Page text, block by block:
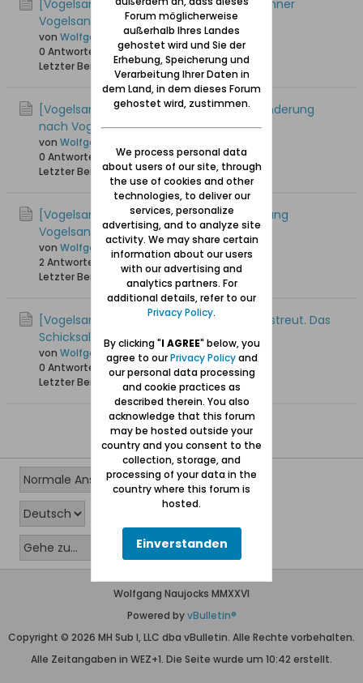
[Vogelsang / Skowronki] Woher die Bewohner
Vogelsangs stammten
von Wolfgang
0 Antworten
29.471 Hits0 Likes
Letzter Beitrag
27.11.2017, 02:42
[Vogelsang / Skowronki] Kurt Hübert: Wanderung
nach Vogelsang
von Wolfgang
0 Antworten
14.053 Hits0 Likes
Letzter Beitrag02.01.2013, 17:45
[Vogelsang / Skowronki] Von der Versippung
Vogelsangs
von Wolfgang
2 Antworten
18.572 Hits0 Likes
Letzter Beitrag
30.11.2008, 01:00
[Vogelsang / Skowronki] In alle Winde zerstreut. Das
Schicksal der Vogelsänger
von Wolfgang
0 Antworten
18.282 Hits0 Likes
Letzter Beitrag
08.04.2008, 23:53
Wolfgang Naujocks MMXXVI
Powered byvBulletin®
Copyright © 2026 MH Sub I, LLC dba vBulletin. Alle Rechte vorbehalten.
Alle Zeitangaben in WEZ+1. Die Seite wurde um 10:42 erstellt.
Forum möglicherweise
außerhalb Ihres Landes
gehostet wird und Sie der
Erhebung, Speicherung und
Verarbeitung Ihrer Daten in
dem Land, in dem dieses Forum
gehostet wird, zustimmen.
We process personal data
about users of our site, through
the use of cookies and other
technologies, to deliver our
services, personalize
advertising, and to analyze site
activity. We may share certain
information about our users
with our advertising and
analytics partners. For
additional details, refer to our
Privacy Policy.
By clicking "I AGREE" below, you
agree to ourPrivacy Policyand
our personal data processing
and cookie practices as
described therein. You also
acknowledge that this forum
may be hosted outside your
country and you consent to the
collection, storage, and
processing of your data in the
country where this forum is
hosted.
Einverstanden